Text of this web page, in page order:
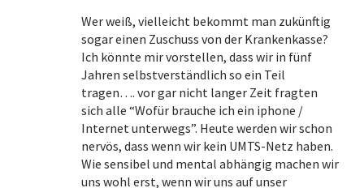
Wer weiß, vielleicht bekommt man zukünftig
sogar einen Zuschuss von der Krankenkasse?
Ich könnte mir vorstellen, dass wir in fünf
Jahren selbstverständlich so ein Teil
tragen…. vor gar nicht langer Zeit fragten
sich alle “Wofür brauche ich ein iphone /
Internet unterwegs”. Heute werden wir schon
nervös, dass wenn wir kein UMTS-Netz haben.
Wie sensibel und mental abhängig machen wir
uns wohl erst, wenn wir uns auf unser